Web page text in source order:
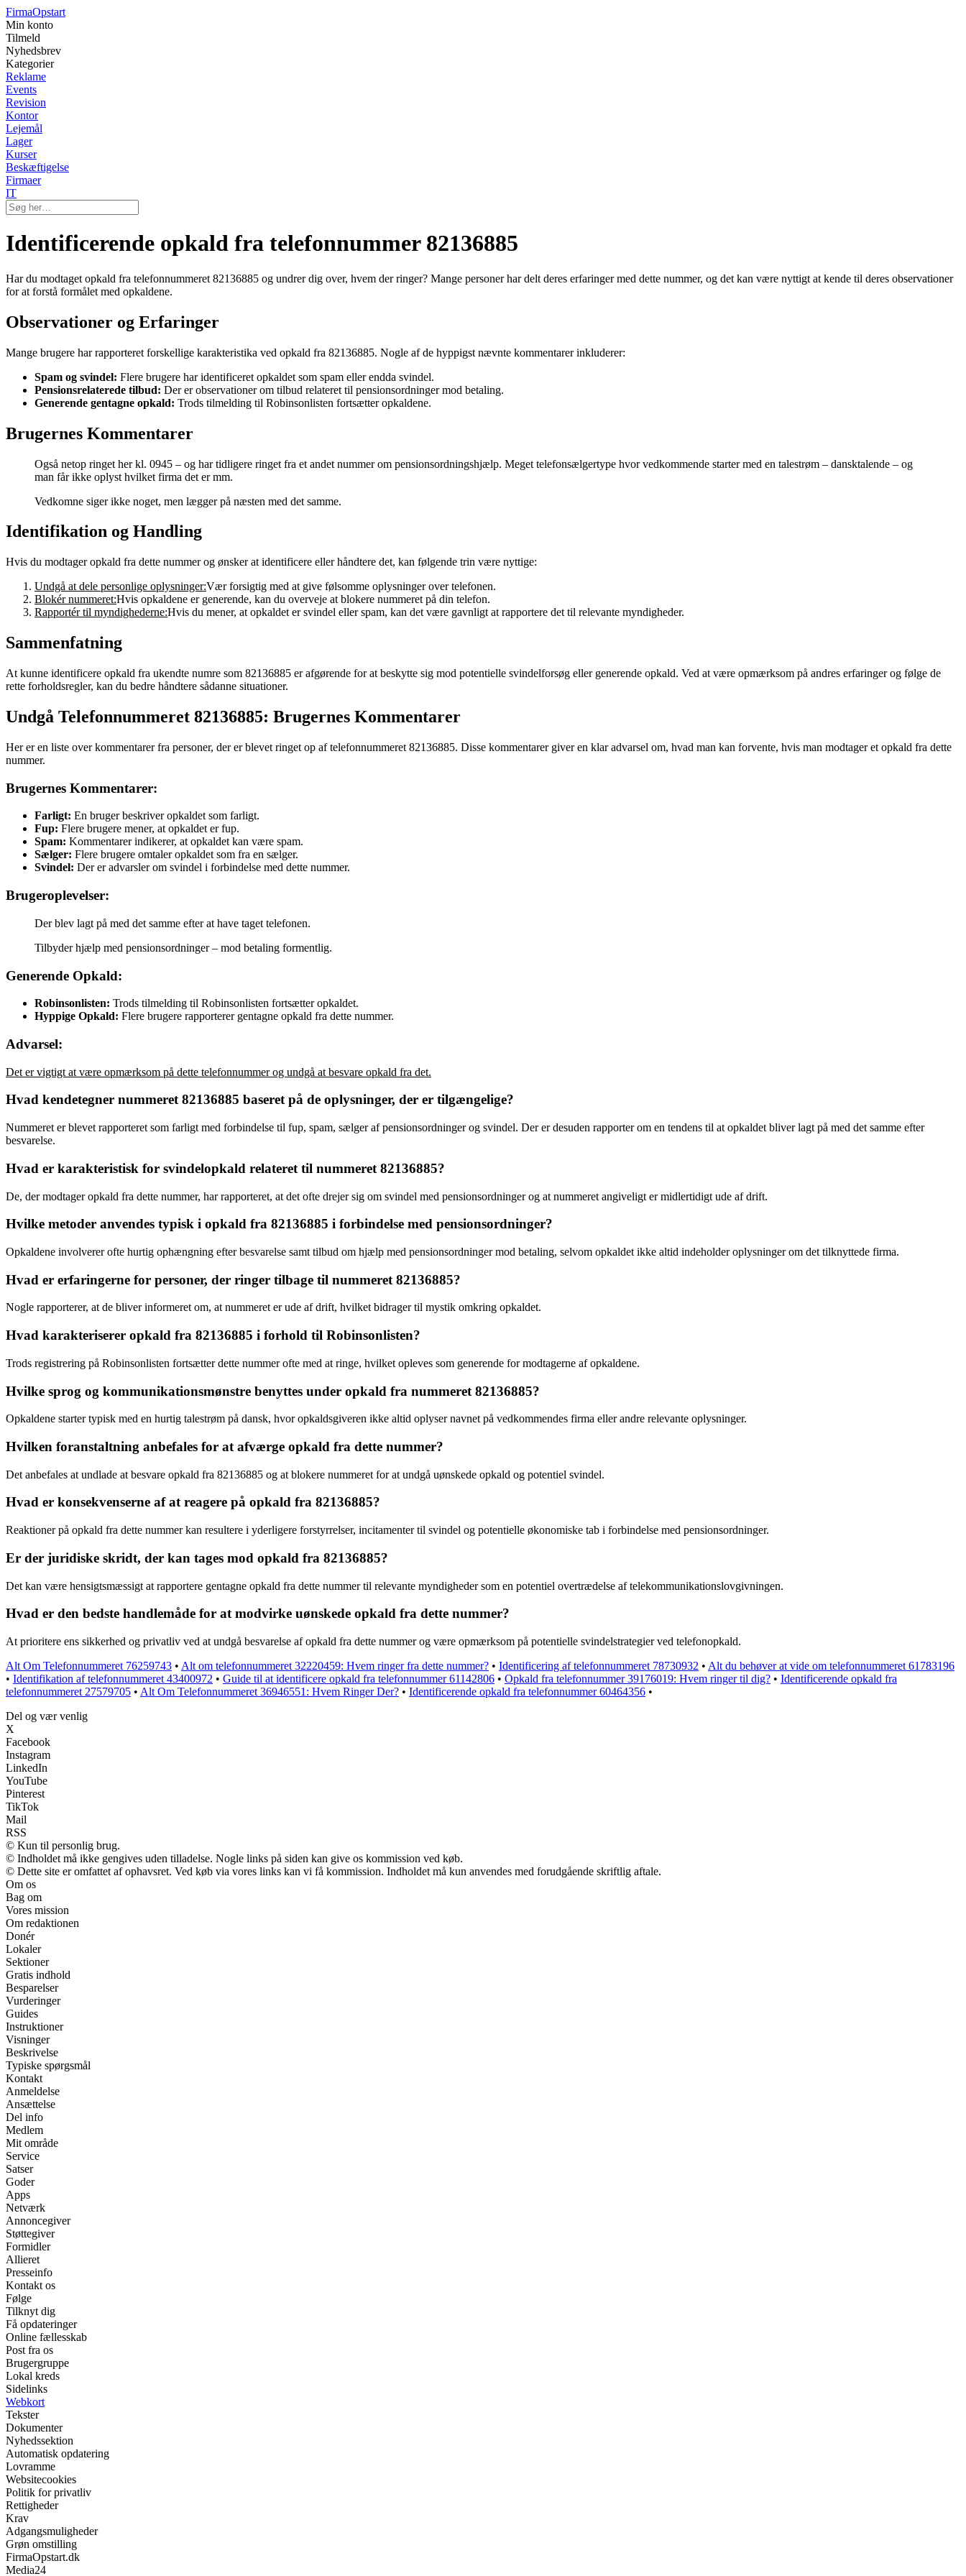
FirmaOpstart
Min konto
Tilmeld
Nyhedsbrev
Kategorier
Reklame
Events
Revision
Kontor
Lejemål
Lager
Kurser
Beskæftigelse
Firmaer
IT
Identificerende opkald fra telefonnummer 82136885
Har du modtaget opkald fra telefonnummeret 82136885 og undrer dig over, hvem der ringer? Mange personer har delt deres erfaringer med dette nummer, og det kan være nyttigt at kende til deres observationer
for at forstå formålet med opkaldene.
Observationer og Erfaringer
Mange brugere har rapporteret forskellige karakteristika ved opkald fra 82136885. Nogle af de hyppigst nævnte kommentarer inkluderer:
Spam og svindel: Flere brugere har identificeret opkaldet som spam eller endda svindel.
Pensionsrelaterede tilbud: Der er observationer om tilbud relateret til pensionsordninger mod betaling.
Generende gentagne opkald: Trods tilmelding til Robinsonlisten fortsætter opkaldene.
Brugernes Kommentarer
Også netop ringet her kl. 0945 – og har tidligere ringet fra et andet nummer om pensionsordningshjælp. Meget telefonsælgertype hvor vedkommende starter med en talestrøm – dansktalende – og
man får ikke oplyst hvilket firma det er mm.
Vedkomne siger ikke noget, men lægger på næsten med det samme.
Identifikation og Handling
Hvis du modtager opkald fra dette nummer og ønsker at identificere eller håndtere det, kan følgende trin være nyttige:
Undgå at dele personlige oplysninger:Vær forsigtig med at give følsomme oplysninger over telefonen.
Blokér nummeret:Hvis opkaldene er generende, kan du overveje at blokere nummeret på din telefon.
Rapportér til myndighederne:Hvis du mener, at opkaldet er svindel eller spam, kan det være gavnligt at rapportere det til relevante myndigheder.
Sammenfatning
At kunne identificere opkald fra ukendte numre som 82136885 er afgørende for at beskytte sig mod potentielle svindelforsøg eller generende opkald. Ved at være opmærksom på andres erfaringer og følge de
rette forholdsregler, kan du bedre håndtere sådanne situationer.
Undgå Telefonnummeret 82136885: Brugernes Kommentarer
Her er en liste over kommentarer fra personer, der er blevet ringet op af telefonnummeret 82136885. Disse kommentarer giver en klar advarsel om, hvad man kan forvente, hvis man modtager et opkald fra dette
nummer.
Brugernes Kommentarer:
Farligt: En bruger beskriver opkaldet som farligt.
Fup: Flere brugere mener, at opkaldet er fup.
Spam: Kommentarer indikerer, at opkaldet kan være spam.
Sælger: Flere brugere omtaler opkaldet som fra en sælger.
Svindel: Der er advarsler om svindel i forbindelse med dette nummer.
Brugeroplevelser:
Der blev lagt på med det samme efter at have taget telefonen.
Tilbyder hjælp med pensionsordninger – mod betaling formentlig.
Generende Opkald:
Robinsonlisten: Trods tilmelding til Robinsonlisten fortsætter opkaldet.
Hyppige Opkald: Flere brugere rapporterer gentagne opkald fra dette nummer.
Advarsel:
Det er vigtigt at være opmærksom på dette telefonnummer og undgå at besvare opkald fra det.
Hvad kendetegner nummeret 82136885 baseret på de oplysninger, der er tilgængelige?
Nummeret er blevet rapporteret som farligt med forbindelse til fup, spam, sælger af pensionsordninger og svindel. Der er desuden rapporter om en tendens til at opkaldet bliver lagt på med det samme efter
besvarelse.
Hvad er karakteristisk for svindelopkald relateret til nummeret 82136885?
De, der modtager opkald fra dette nummer, har rapporteret, at det ofte drejer sig om svindel med pensionsordninger og at nummeret angiveligt er midlertidigt ude af drift.
Hvilke metoder anvendes typisk i opkald fra 82136885 i forbindelse med pensionsordninger?
Opkaldene involverer ofte hurtig ophængning efter besvarelse samt tilbud om hjælp med pensionsordninger mod betaling, selvom opkaldet ikke altid indeholder oplysninger om det tilknyttede firma.
Hvad er erfaringerne for personer, der ringer tilbage til nummeret 82136885?
Nogle rapporterer, at de bliver informeret om, at nummeret er ude af drift, hvilket bidrager til mystik omkring opkaldet.
Hvad karakteriserer opkald fra 82136885 i forhold til Robinsonlisten?
Trods registrering på Robinsonlisten fortsætter dette nummer ofte med at ringe, hvilket opleves som generende for modtagerne af opkaldene.
Hvilke sprog og kommunikationsmønstre benyttes under opkald fra nummeret 82136885?
Opkaldene starter typisk med en hurtig talestrøm på dansk, hvor opkaldsgiveren ikke altid oplyser navnet på vedkommendes firma eller andre relevante oplysninger.
Hvilken foranstaltning anbefales for at afværge opkald fra dette nummer?
Det anbefales at undlade at besvare opkald fra 82136885 og at blokere nummeret for at undgå uønskede opkald og potentiel svindel.
Hvad er konsekvenserne af at reagere på opkald fra 82136885?
Reaktioner på opkald fra dette nummer kan resultere i yderligere forstyrrelser, incitamenter til svindel og potentielle økonomiske tab i forbindelse med pensionsordninger.
Er der juridiske skridt, der kan tages mod opkald fra 82136885?
Det kan være hensigtsmæssigt at rapportere gentagne opkald fra dette nummer til relevante myndigheder som en potentiel overtrædelse af telekommunikationslovgivningen.
Hvad er den bedste handlemåde for at modvirke uønskede opkald fra dette nummer?
At prioritere ens sikkerhed og privatliv ved at undgå besvarelse af opkald fra dette nummer og være opmærksom på potentielle svindelstrategier ved telefonopkald.
Alt Om Telefonnummeret 76259743 • Alt om telefonnummeret 32220459: Hvem ringer fra dette nummer? • Identificering af telefonnummeret 78730932 • Alt du behøver at vide om telefonnummeret 61783196
• Identifikation af telefonnummeret 43400972 • Guide til at identificere opkald fra telefonnummer 61142806 • Opkald fra telefonnummer 39176019: Hvem ringer til dig? • Identificerende opkald fra
telefonnummeret 27579705 • Alt Om Telefonnummeret 36946551: Hvem Ringer Der? • Identificerende opkald fra telefonnummer 60464356 •
Del og vær venlig
X
Facebook
Instagram
LinkedIn
YouTube
Pinterest
TikTok
Mail
RSS
© Kun til personlig brug.
© Indholdet må ikke gengives uden tilladelse. Nogle links på siden kan give os kommission ved køb.
© Dette site er omfattet af ophavsret. Ved køb via vores links kan vi få kommission. Indholdet må kun anvendes med forudgående skriftlig aftale.
Om os
Bag om
Vores mission
Om redaktionen
Donér
Lokaler
Sektioner
Gratis indhold
Besparelser
Vurderinger
Guides
Instruktioner
Visninger
Beskrivelse
Typiske spørgsmål
Kontakt
Anmeldelse
Ansættelse
Del info
Medlem
Mit område
Service
Satser
Goder
Apps
Netværk
Annoncegiver
Støttegiver
Formidler
Allieret
Presseinfo
Kontakt os
Følge
Tilknyt dig
Få opdateringer
Online fællesskab
Post fra os
Brugergruppe
Lokal kreds
Sidelinks
Webkort
Tekster
Dokumenter
Nyhedssektion
Automatisk opdatering
Lovramme
Websitecookies
Politik for privatliv
Rettigheder
Krav
Adgangsmuligheder
Grøn omstilling
FirmaOpstart.dk
Media24